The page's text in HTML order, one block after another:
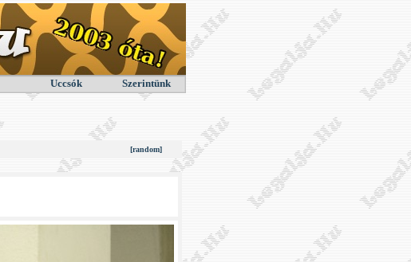
Uccsók Szerintünk
[random]